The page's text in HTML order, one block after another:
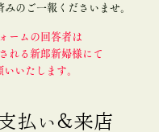
みのご一報くださいませ。
ームの回答者は
れる新郎新婦様にて
いいたします。
払い＆来店